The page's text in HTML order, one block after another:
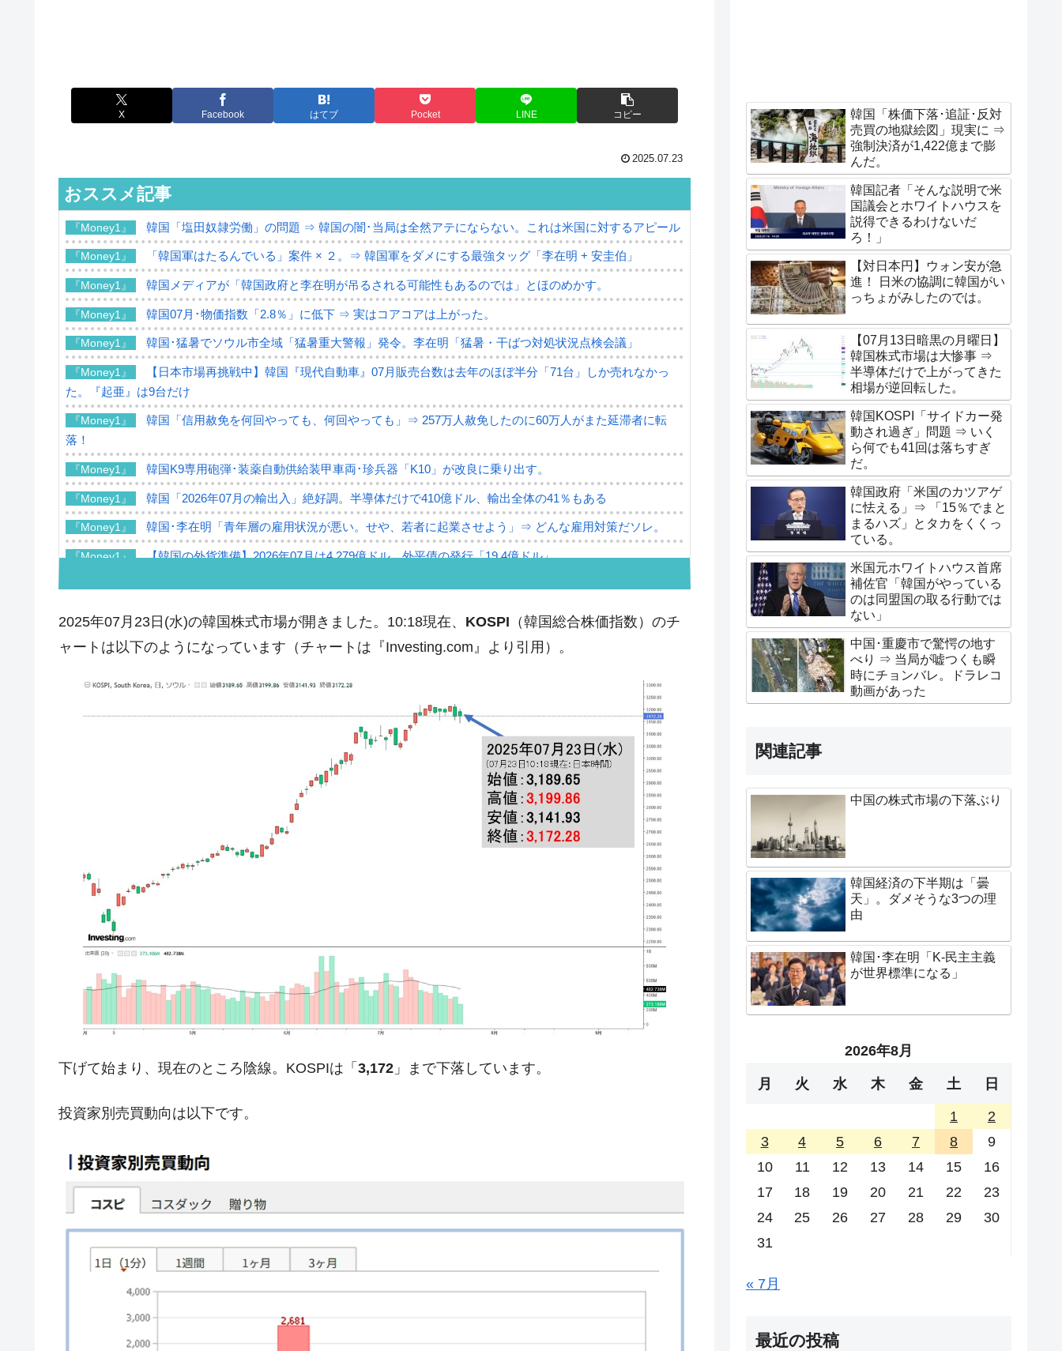
X Facebook はてブ Pocket LINE コピー
2025.07.23
おススメ記事
『Money1』 韓国「塩田奴隷労働」の問題 ⇒ 韓国の闇･当局は全然アテにならない。これは米国に対するアピール
『Money1』 「韓国軍はたるんでいる」案件 × ２。⇒ 韓国軍をダメにする最強タッグ「李在明 + 安圭伯」
『Money1』 韓国メディアが「韓国政府と李在明が吊るされる可能性もあるのでは」とほのめかす。
『Money1』 韓国07月･物価指数「2.8％」に低下 ⇒ 実はコアコアは上がった。
『Money1』 韓国･猛暑でソウル市全域「猛暑重大警報」発令。李在明「猛暑・干ばつ対処状況点検会議」
『Money1』
【日本市場再挑戦中】韓国『現代自動車』07月販売台数は去年のほぼ半分「71台」しか売れなかっ
た。『起亜』は9台だけ
『Money1』
韓国「信用赦免を何回やっても、何回やっても」⇒ 257万人赦免したのに60万人がまた延滞者に転
落！
『Money1』 韓国K9専用砲弾･装薬自動供給装甲車両･珍兵器「K10」が改良に乗り出す。
『Money1』 韓国「2026年07月の輸出入」絶好調。半導体だけで410億ドル、輸出全体の41％もある
『Money1』 韓国･李在明「青年層の雇用状況が悪い。せや、若者に起業させよう」⇒ どんな雇用対策だソレ。
『Money1』 【韓国の外貨準備】2026年07月は4,279億ドル。外平債の発行「19.4億ドル」
『Money1』 韓国･李在明さっそく不動産対策で浅薄な発言。
『Money1』 韓国は「中国と同じく」投資に不適格な国だ。
韓国･外為取引量「1日当たり1,214.4億ドル」まで拡大 ⇒ 海外資金の動きに強く左右される状態
韓国･帰ってきた李在明。李在明を支持しない「50.5％」に上昇
韓国大統領府ボンクラ政策室長が告発された ⇒ 国家が行った恐るべき株価操作であり、空前の国政
韓国･警察職員が「丸刈りになって抗議活動」
中国だけが鉄鋼輸出を異常増加させる ⇒ 中国の過剰生産が世界を蝕む。
韓国製造業「半導体絶好調」のウラで他業種は全般的「不調」⇒ PSIが示す現況は決して良くない。
『Money1』 【米韓激突案件】韓国消費者院が『クーパン』1人当たり賠償10万ウォンを認定 ⇒ 総額3兆7,000億
『Money1』
『Money1』 韓国型イージス搭載の次世代駆逐艦「KDDX」1番艦、2032年竣工と公示
『Money1』 【対日本円】ウォン安が急進！ 日米の協調に韓国がいっちょがみしたのでは。
韓国政府『BYD』車への補助金を全廃 ⇒ 実は韓国で『BYD』車は売れている。6カ月で対前年同期比
1.9倍！
ドを掲げる「在韓反米勢力」
『Money1』 韓国政府「2035年までに18.4GW規模のAIデータセンター整備」⇒ だから無理だってば。
『Money1』 韓国『国民年金公団』株価暴落で200兆蒸発。
『Money1』 韓国鉄鋼最大手『POSCO』ズブズブ沈む。営業利益80.2％も減少
する差別。許してはおかぬ
韓国ボンクラ政策室長･金容範、株価暴落に他人事のような発言。
2025年07月23日(水)の韓国株式市場が開きました。10:18現在、 KOSPI （韓国総合株価指数）のチ
ャートは以下のようになっています（チャートは『Investing.com』より引用）。
下げて始まり、現在のところ陰線。KOSPIは「 3,172 」まで下落しています。
投資家別売買動向は以下です。
韓国「株価下落･追証･反対
売買の地獄絵図」現実に ⇒
強制決済が1,422億まで膨
んだ。
韓国記者「そんな説明で米
国議会とホワイトハウスを
説得できるわけないだ
ろ！」
【対日本円】ウォン安が急
進！ 日米の協調に韓国がい
っちょがみしたのでは。
【07月13日暗黒の月曜日】
韓国株式市場は大惨事 ⇒
半導体だけで上がってきた
相場が逆回転した。
韓国KOSPI「サイドカー発
動され過ぎ」問題 ⇒ いく
ら何でも41回は落ちすぎ
だ。
韓国政府「米国のカツアゲ
に怯える」⇒ 「15％でまと
まるハズ」とタカをくくっ
ている。
米国元ホワイトハウス首席
補佐官「韓国がやっている
のは同盟国の取る行動では
ない」
中国･重慶市で驚愕の地す
べり ⇒ 当局が嘘つくも瞬
時にチョンバレ。ドラレコ
動画があった
関連記事
中国の株式市場の下落ぶり
韓国経済の下半期は「曇
天」。ダメそうな3つの理
由
韓国･李在明「K-民主主義
が世界標準になる」
2026年8月
月 火 水 木 金 土 日
1
2
3
4 5 6 7 8
9
10
11 12 13 14 15
16
17
18 19 20 21 22
23
24
25 26 27 28 29
30
31
« 7月
最近の投稿